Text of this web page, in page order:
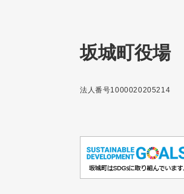
坂城町役場
法人番号1000020205214